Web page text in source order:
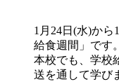
1月24日(水)から
給食週間」です。
本校でも、学校
送を通して学び